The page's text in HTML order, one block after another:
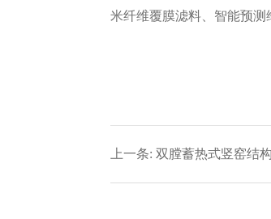
米纤维覆膜滤料、智能预
上一条: 双膛蓄热式竖窑结